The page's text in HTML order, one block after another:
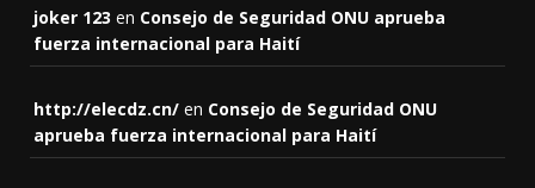
joker 123 en Consejo de Seguridad ONU aprueba
fuerza internacional para Haití
http://elecdz.cn/ en Consejo de Seguridad ONU
aprueba fuerza internacional para Haití